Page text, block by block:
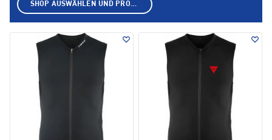
SHOP AUSWÄHLEN UND PRODUKTE ANZEIGEN